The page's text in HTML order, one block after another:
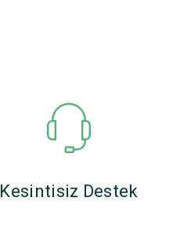
Kesintisiz Destek